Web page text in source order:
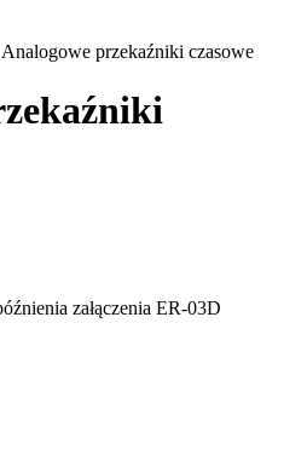
przekaźniki czasowe
załączenia ER-03D